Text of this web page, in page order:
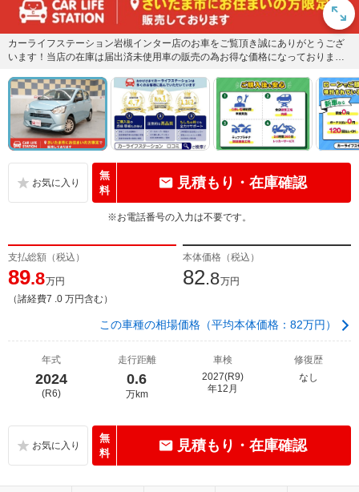
カーライフステーション岩槻インター店のお車をご覧頂き誠にありがとうござ
います！当店の在庫は届出済未使用車の販売の為お得な価格になっておりま
無
料
見積もり・在庫確認
※お電話番号の入力は不要です。
支払総額（税込）
89.8万円
（諸経費7 .0 万円含む）
本体価格（税込）
82.8万円
この車種の相場価格（平均本体価格：82万円）
年式
2024
(R6)
走行距離
0.6
万km
車検
2027(R9)
年12月
修復歴
なし
無
料
見積もり・在庫確認